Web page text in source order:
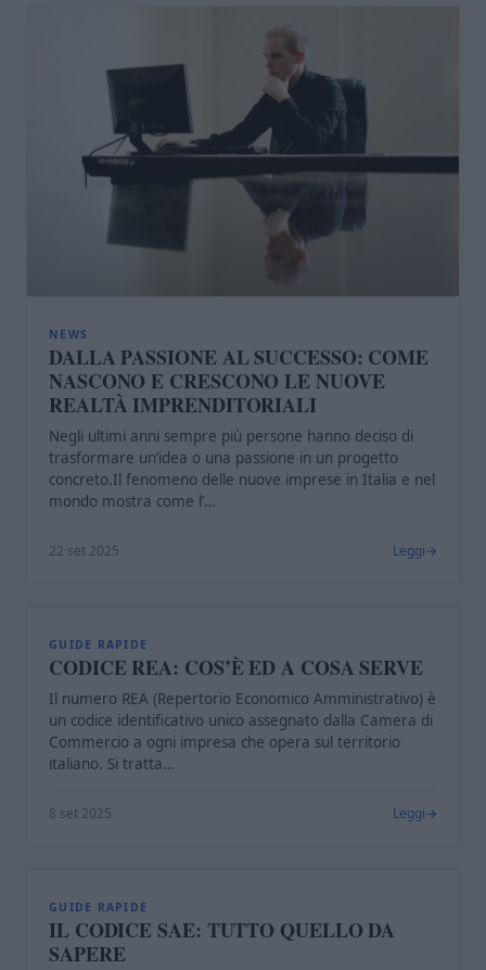
NEWS
DALLA PASSIONE AL SUCCESSO: COME
NASCONO E CRESCONO LE NUOVE
REALTÀ IMPRENDITORIALI
Negli ultimi anni sempre più persone hanno deciso di
trasformare un’idea o una passione in un progetto
concreto.Il fenomeno delle nuove imprese in Italia e nel
mondo mostra come l’…
22 set 2025 Leggi
C
GUIDE RAPIDE
CODICE REA: COS’È ED A COSA SERVE
Il numero REA (Repertorio Economico Amministrativo) è
un codice identificativo unico assegnato dalla Camera di
Commercio a ogni impresa che opera sul territorio
italiano. Si tratta…
8 set 2025 Leggi
GUIDE RAPIDE
IL CODICE SAE: TUTTO QUELLO DA
SAPERE